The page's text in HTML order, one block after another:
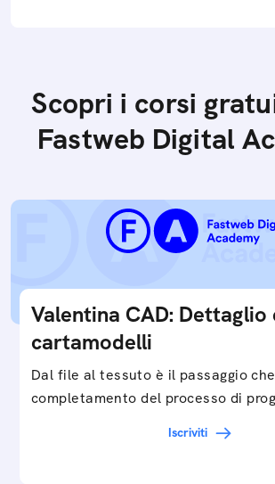
Scopri i corsi
Fastweb Digital
Valentina CAD: Dettaglio
cartamodelli
Dal file al tessuto è il passaggio
completamento del processo di
Iscriviti